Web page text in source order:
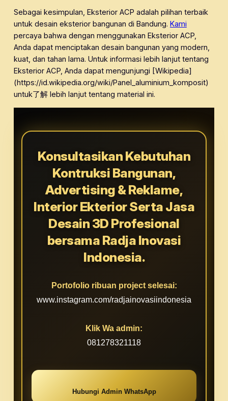
Sebagai kesimpulan, Eksterior ACP adalah pilihan terbaik
untuk desain eksterior bangunan di Bandung. Kami
percaya bahwa dengan menggunakan Eksterior ACP,
Anda dapat menciptakan desain bangunan yang modern,
kuat, dan tahan lama. Untuk informasi lebih lanjut tentang
Eksterior ACP, Anda dapat mengunjungi [Wikipedia]
(https://id.wikipedia.org/wiki/Panel_aluminium_komposit)
untuk了解 lebih lanjut tentang material ini.
Konsultasikan Kebutuhan
Kontruksi Bangunan,
Advertising & Reklame,
Interior Ekterior Serta Jasa
Desain 3D Profesional
bersama Radja Inovasi
Indonesia.
Portofolio ribuan project selesai:
www.instagram.com/radjainovasiindonesia
Klik Wa admin:
081278321118
Hubungi Admin WhatsApp